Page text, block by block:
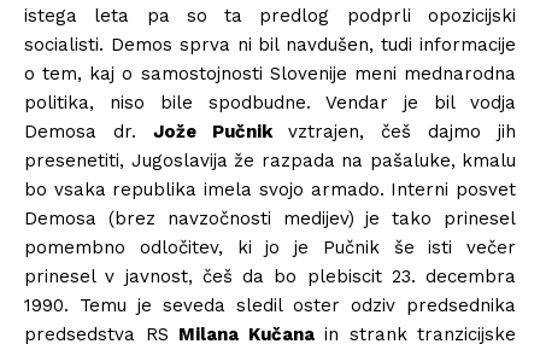
istega leta pa so ta predlog podprli opozicijski
socialisti. Demos sprva ni bil navdušen, tudi informacije
o tem, kaj o samostojnosti Slovenije meni mednarodna
politika, niso bile spodbudne. Vendar je bil vodja
Demosa dr. Jože Pučnikvztrajen, češ dajmo jih
presenetiti, Jugoslavija že razpada na pašaluke, kmalu
bo vsaka republika imela svojo armado. Interni posvet
Demosa (brez navzočnosti medijev) je tako prinesel
pomembno odločitev, ki jo je Pučnik še isti večer
prinesel v javnost, češ da bo plebiscit 23. decembra
1990. Temu je seveda sledil oster odziv predsednika
predsedstva RS Milana Kučanain strank tranzicijske